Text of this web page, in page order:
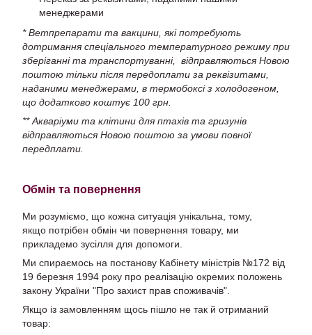
менеджерами
* Ветпрепарати та вакцини, які потребують
дотримання спеціального температурного режиму при
зберіганні та транспортуванні, відправляються Новою
поштою тільки після передоплати за реквізитами,
наданими менеджерами, в термобоксі з холодогеном,
що додатково коштує 100 грн.
** Акваріуми та клітини для птахів та гризунів
відправляються Новою поштою за умови повної
передплати.
Обмін та повернення
Ми розуміємо, що кожна ситуація унікальна, тому,
якщо потрібен обмін чи повернення товару, ми
прикладемо зусілля для допомоги.
Ми спираємось на постанову Кабінету міністрів №172 від
19 березня 1994 року про реалізацію окремих положень
закону України "Про захист прав споживачів".
Якщо із замовленням щось пішло не так й отриманий
товар: